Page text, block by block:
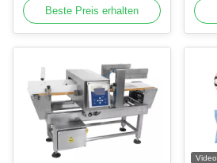
Beste Preis erhalten
Video